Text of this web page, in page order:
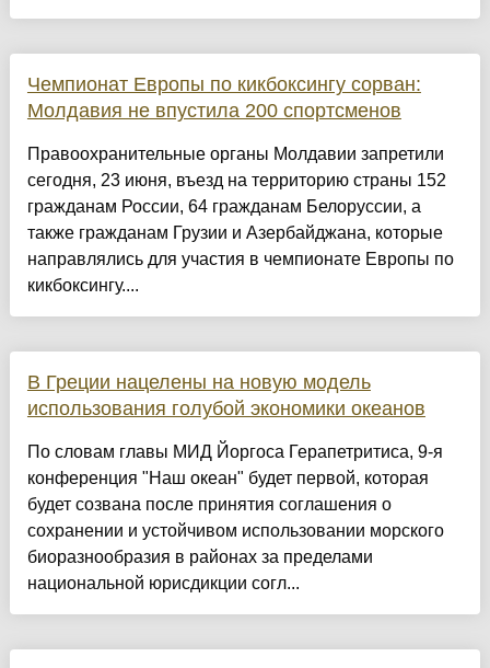
Чемпионат Европы по кикбоксингу сорван:
Молдавия не впустила 200 спортсменов
Правоохранительные органы Молдавии запретили
сегодня, 23 июня, въезд на территорию страны 152
гражданам России, 64 гражданам Белоруссии, а
также гражданам Грузии и Азербайджана, которые
направлялись для участия в чемпионате Европы по
кикбоксингу....
В Греции нацелены на новую модель
использования голубой экономики океанов
По словам главы МИД Йоргоса Герапетритиса, 9-я
конференция "Наш океан" будет первой, которая
будет созвана после принятия соглашения о
сохранении и устойчивом использовании морского
биоразнообразия в районах за пределами
национальной юрисдикции согл...